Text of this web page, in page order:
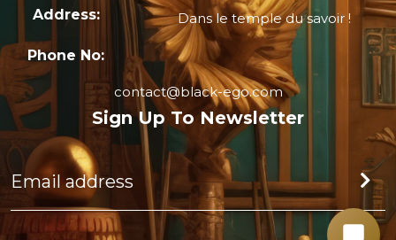
Address: Dans le temple du savoir !
Phone No:
contact@black-ego.com
Sign Up To Newsletter